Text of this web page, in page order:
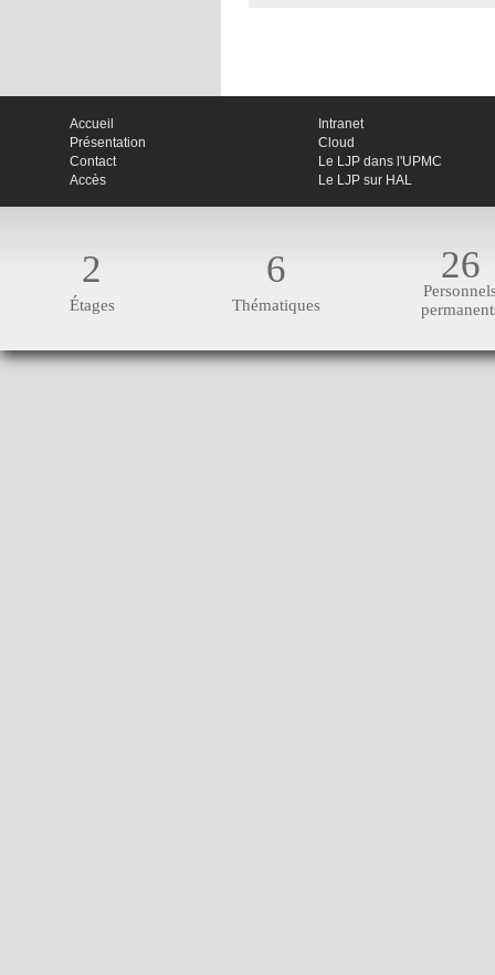
Accueil
Présentation
Contact
Accès
Intranet
Cloud
Le LJP dans l'UPMC
Le LJP sur HAL
2
Étages
6
Thématiques
26